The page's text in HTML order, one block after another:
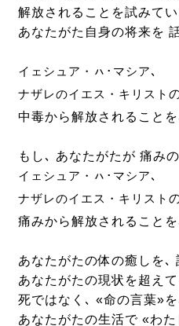
解放されることを試みて
あなたがた自身の将来を
イェシュア・ㇵ･マシア､
ナザレのイエス・キリスト
中毒から解放されることを
もし､ あなたがたが 痛み
イェシュア・ㇵ･マシア､
ナザレのイエス・キリスト
痛みから解放されることを
あなたがたの体の癒しを､
あなたがたの現状を超え
死ではなく､ «命の言葉»を
あなたがたの生活で «わ